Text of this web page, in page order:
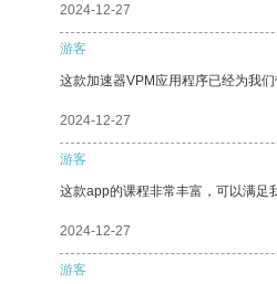
2024-12-27
游客
这款加速器VPM应用程序已经为我
2024-12-27
游客
这款app的课程非常丰富，可以满足
2024-12-27
游客